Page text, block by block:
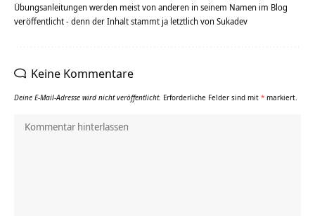
Übungsanleitungen werden meist von anderen in seinem Namen im Blog
veröffentlicht - denn der Inhalt stammt ja letztlich von Sukadev
Keine Kommentare
Deine E-Mail-Adresse wird nicht veröffentlicht. Erforderliche Felder sind mit * markiert.